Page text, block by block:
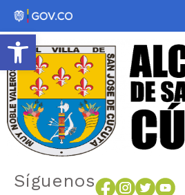
Abrir barra de
Síguenos